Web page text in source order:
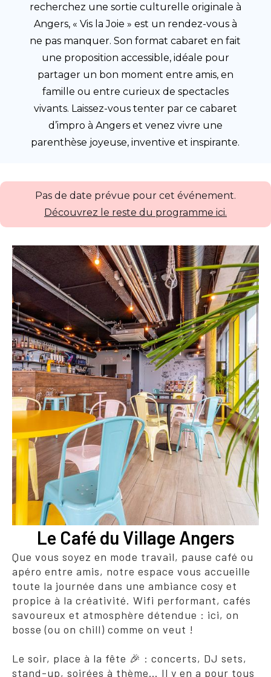
recherchez une sortie culturelle originale à
Angers, « Vis la Joie » est un rendez-vous à
ne pas manquer. Son format cabaret en fait
une proposition accessible, idéale pour
partager un bon moment entre amis, en
famille ou entre curieux de spectacles
vivants. Laissez-vous tenter par ce cabaret
d’impro à Angers et venez vivre une
parenthèse joyeuse, inventive et inspirante.
Pas de date prévue pour cet événement.
Découvrez le reste du programme ici.
Le Café du Village Angers
Que vous soyez en mode travail, pause café ou
apéro entre amis, notre espace vous accueille
toute la journée dans une ambiance cosy et
propice à la créativité. Wifi performant, cafés
savoureux et atmosphère détendue : ici, on
bosse (ou on chill) comme on veut !
Le soir, place à la fête 🎉 : concerts, DJ sets,
stand-up, soirées à thème… Il y en a pour tous